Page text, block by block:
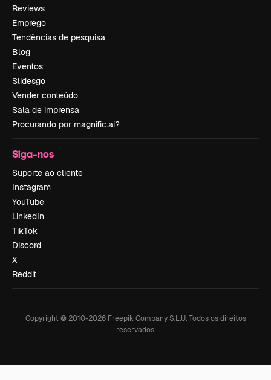
Reviews
Emprego
Tendências de pesquisa
Blog
Eventos
Slidesgo
Vender conteúdo
Sala de imprensa
Procurando por magnific.ai?
Siga-nos
Suporte ao cliente
Instagram
YouTube
LinkedIn
TikTok
Discord
X
Reddit
Copyright © 2010-2026Freepik Company S.L.U. Todos os direitos
reservados.